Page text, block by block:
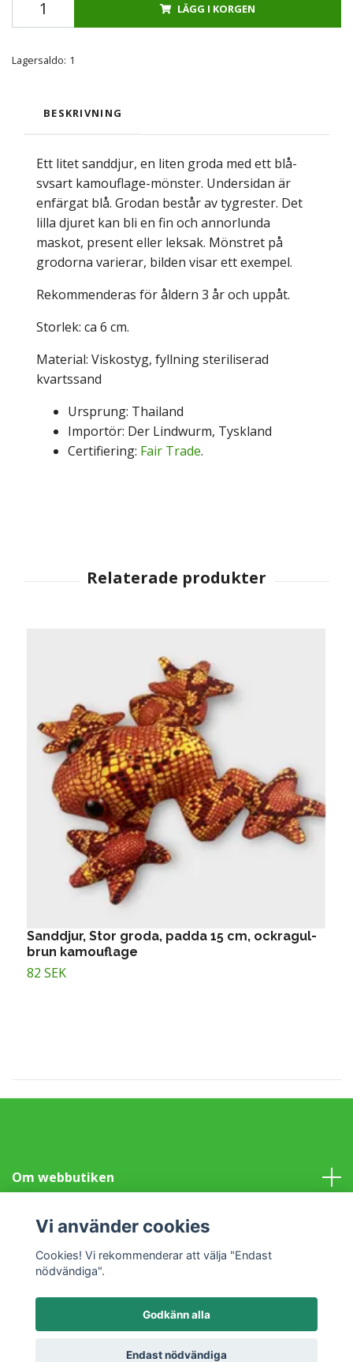
LÄGG I KORGEN
Lagersaldo: 1
BESKRIVNING
Ett litet sanddjur, en liten groda med ett blå-
svsart kamouflage-mönster. Undersidan är
enfärgat blå. Grodan består av tygrester. Det
lilla djuret kan bli en fin och annorlunda
maskot, present eller leksak. Mönstret på
grodorna varierar, bilden visar ett exempel.
Rekommenderas för åldern 3 år och uppåt.
Storlek: ca 6 cm.
Material: Viskostyg, fyllning steriliserad
kvartssand
Ursprung: Thailand
Importör: Der Lindwurm, Tyskland
Certifiering: Fair Trade.
Sanddjur, Stor groda, padda 15 cm, ockragul-
brun kamouflage
82 SEK
Om webbutiken
Information
Sociala medier
© 2026 Klotet i Lund Fair Trade Powered by Quickbutik
Vi använder cookies
Cookies! Vi rekommenderar att välja "Endast
nödvändiga".
Godkänn alla
Endast nödvändiga